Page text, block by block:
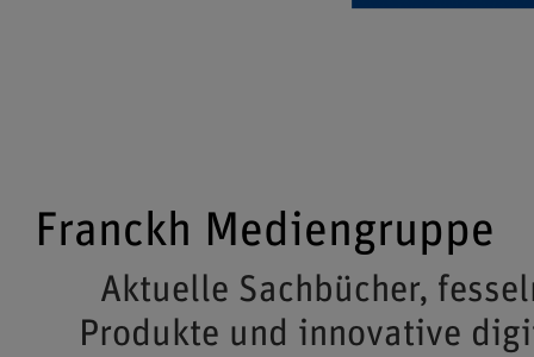
Franckh Mediengruppe
Aktuelle Sachbücher,
Produkte und innovative